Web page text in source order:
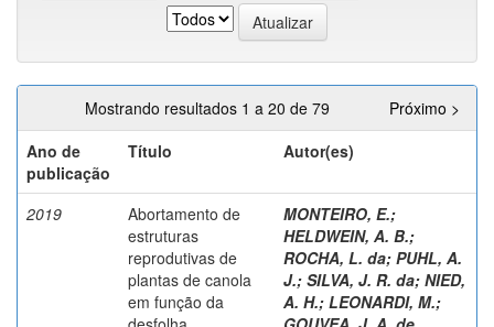
Mostrando resultados 1 a 20 de 79
Próximo >
Ano de
publicação
Título Autor(es)
2019
Abortamento de
estruturas
reprodutivas de
plantas de canola
em função da
MONTEIRO, E.;
HELDWEIN, A. B.;
ROCHA, L. da; PUHL, A.
J.; SILVA, J. R. da; NIED,
A. H.; LEONARDI, M.;